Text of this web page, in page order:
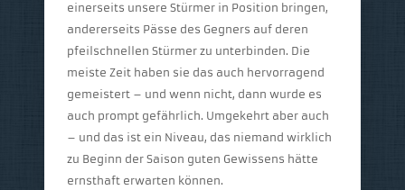
einerseits unsere Stürmer in Position bringen,
andererseits Pässe des Gegners auf deren
pfeilschnellen Stürmer zu unterbinden. Die
meiste Zeit haben sie das auch hervorragend
gemeistert – und wenn nicht, dann wurde es
auch prompt gefährlich. Umgekehrt aber auch
– und das ist ein Niveau, das niemand wirklich
zu Beginn der Saison guten Gewissens hätte
ernsthaft erwarten können.